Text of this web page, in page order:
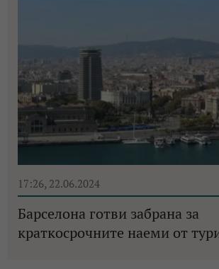
17:26, 22.06.2024
Барселона готви забрана за
краткосрочните наеми от